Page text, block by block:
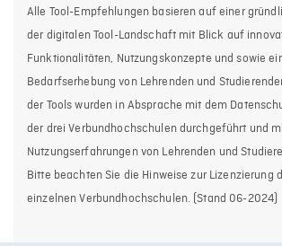
Alle Tool-Empfehlungen basieren auf einer
der digitalen Tool-Landschaft mit Blick auf
Funktionalitäten, Nutzungskonzepte und sowie
Bedarfserhebung von Lehrenden und
der Tools wurden in Absprache mit dem
der drei Verbundhochschulen durchgeführt und
Nutzungserfahrungen von Lehrenden und
Bitte beachten Sie die Hinweise zur Lizenzierung
einzelnen Verbundhochschulen. (Stand 06-2024)